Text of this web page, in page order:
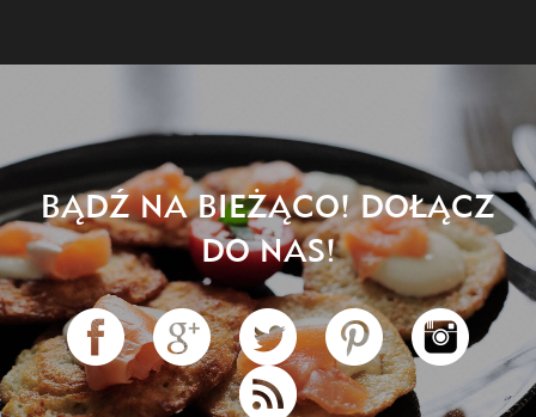
BĄDŹ NA BIEŻĄCO! DOŁĄCZ
DO NAS!